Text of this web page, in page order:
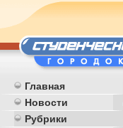
Главная
Новости
Рубрики